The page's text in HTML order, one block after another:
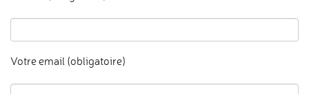
Votre email (obligatoire)